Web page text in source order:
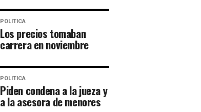
POLITICA
Los precios tomaban
carrera en noviembre
POLITICA
Piden condena a la jueza y
a la asesora de menores